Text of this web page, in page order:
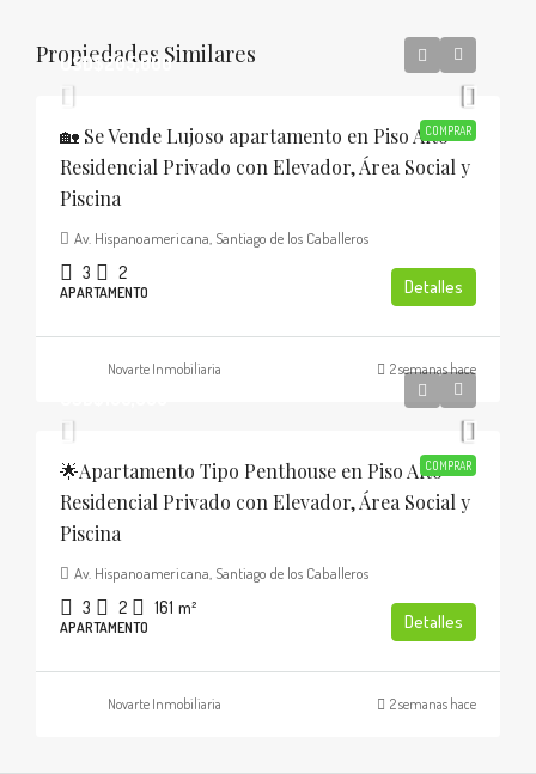
Propiedades Similares
COMPRAR
USD$205,000
🏡 Se Vende Lujoso apartamento en Piso Alto
Residencial Privado con Elevador, Área Social y
Piscina
Av. Hispanoamericana, Santiago de los Caballeros
3 2
APARTAMENTO Detalles
Novarte Inmobiliaria 2 semanas hace
COMPRAR
🌟Apartamento Tipo Penthouse en Piso Alto
Residencial Privado con Elevador, Área Social y
Piscina
Av. Hispanoamericana, Santiago de los Caballeros
3 2 161 m²
APARTAMENTO Detalles
Novarte Inmobiliaria 2 semanas hace